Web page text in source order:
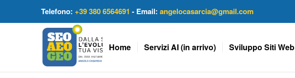
Telefono: +39 380 6564691 - Email: angelocasarcia@gmail.com
Home Servizi AI (in arrivo) Sviluppo Siti Web